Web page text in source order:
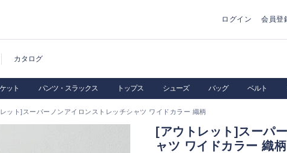
ログイン 会員登
カタログ
ット パンツ・スラックス トップス シューズ バッグ ベルト
ット]スーパーノンアイロンストレッチシャツ ワイドカラー 織柄
[アウトレット]スーパ
ャツ ワイドカラー 織柄